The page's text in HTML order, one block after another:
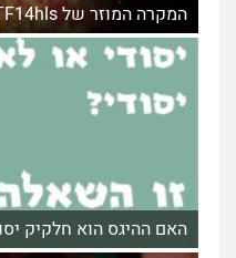
המקרה המוזר של iPTF14hls, או הכוכב שמת פעמיים
האם ההיגס הוא חלקיק